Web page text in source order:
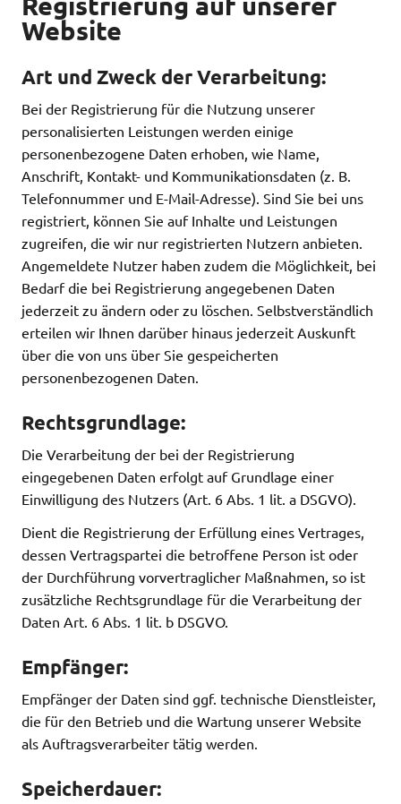
Website
Art und Zweck der Verarbeitung:
Bei der Registrierung für die Nutzung unserer
personalisierten Leistungen werden einige
personenbezogene Daten erhoben, wie Name,
Anschrift, Kontakt- und Kommunikationsdaten (z. B.
Telefonnummer und E-Mail-Adresse). Sind Sie bei uns
registriert, können Sie auf Inhalte und Leistungen
zugreifen, die wir nur registrierten Nutzern anbieten.
Angemeldete Nutzer haben zudem die Möglichkeit, bei
Bedarf die bei Registrierung angegebenen Daten
jederzeit zu ändern oder zu löschen. Selbstverständlich
erteilen wir Ihnen darüber hinaus jederzeit Auskunft
über die von uns über Sie gespeicherten
personenbezogenen Daten.
Rechtsgrundlage:
Die Verarbeitung der bei der Registrierung
eingegebenen Daten erfolgt auf Grundlage einer
Einwilligung des Nutzers (Art. 6 Abs. 1 lit. a DSGVO).
Dient die Registrierung der Erfüllung eines Vertrages,
dessen Vertragspartei die betroffene Person ist oder
der Durchführung vorvertraglicher Maßnahmen, so ist
zusätzliche Rechtsgrundlage für die Verarbeitung der
Daten Art. 6 Abs. 1 lit. b DSGVO.
Empfänger:
Empfänger der Daten sind ggf. technische Dienstleister,
die für den Betrieb und die Wartung unserer Website
als Auftragsverarbeiter tätig werden.
Speicherdauer: